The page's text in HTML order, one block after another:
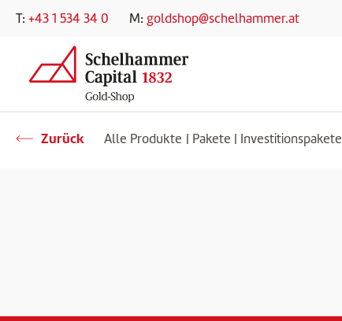
springen
Zum Hauptinhalt springen
Zur Suche springen
T: Telefonnummer
+43 1 534 34 0 M:E-Mail-Adresse
goldshop@schelhammer.at
Zurück Alle Produkte | Pakete | Investitionspakete